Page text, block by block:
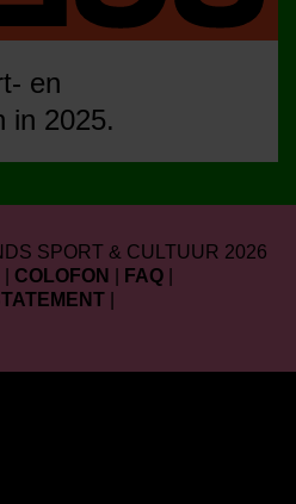
en
in 2025.
SPORT & CULTUUR 2026
COLOFON FAQ